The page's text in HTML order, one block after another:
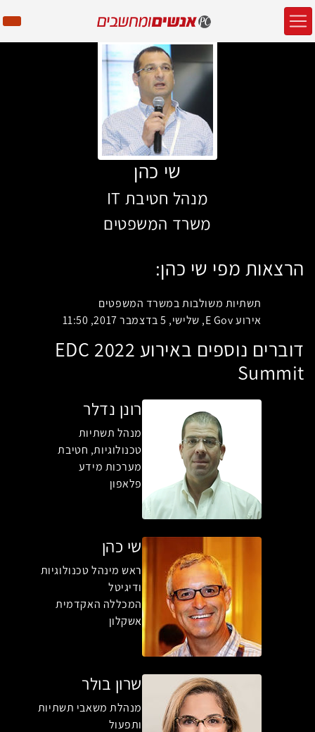
שי כהן
מנהל חטיבת IT
משרד המשפטים
הרצאות מפי שי כהן:
תשתיות משולבות במשרד המשפטים
אירוע E Gov, שלישי, 5 בדצמבר 2017, 11:50
דוברים נוספים באירוע EDC 2022
Summit
רונן נדלר
מנהל תשתיות
טכנולוגיות, חטיבת
מערכות מידע
פלאפון
שי כהן
ראש מינהל טכנולוגיות
ודיגיטל
המכללה האקדמית
אשקלון
שרון בולר
מנהלת משאבי תשתיות
ותפעול